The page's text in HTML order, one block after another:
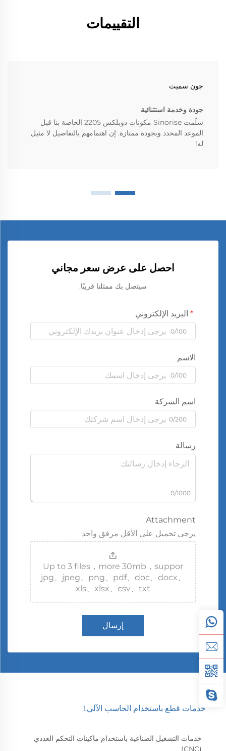
التقييمات
جون سميث
جودة وخدمة استثنائية
سلّمت Sinorise مكونات دوبلكس 2205 الخاصة بنا قبل
الموعد المحدد وبجودة ممتازة. إن اهتمامهم بالتفاصيل لا مثيل
له!
احصل على عرض سعر مجاني
سيتصل بك ممثلنا قريبًا.
البريد الإلكتروني
0/100
الاسم
0/100
اسم الشركة
0/200
رسالة
0/1000
Attachment
يرجى تحميل على الأقل مرفق واحد
Up to 3 files，more 30mb，suppor
jpg、jpeg、png、pdf、doc、docx、
xls、xlsx、csv、txt
إرسال
خدمات قطع باستخدام الحاسب الآلي1
خدمات التشغيل الصناعية باستخدام ماكينات التحكم العددي
(CNC)